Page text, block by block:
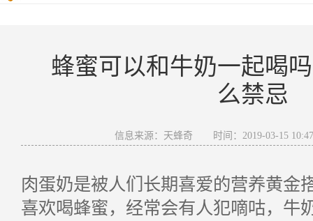
蜂蜜可以和牛奶一起喝
么禁忌
信息来源：天蜂奇 时间：2019-03-15
肉蛋奶是被人们长期喜爱的营养黄金
喜欢喝蜂蜜，经常会有人犯嘀咕，牛